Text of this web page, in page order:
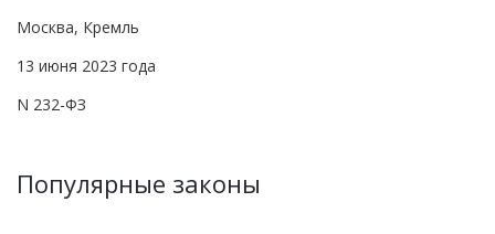
Москва, Кремль
13 июня 2023 года
N 232-ФЗ
Популярные законы